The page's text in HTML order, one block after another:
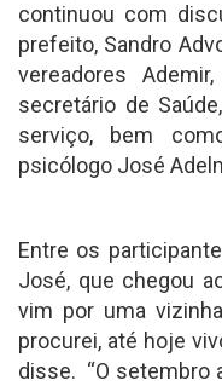
continuou com
prefeito, Sandro
vereadores
secretário de
serviço, bem
psicólogo José
Entre os
José, que chegou
vim por uma
procurei, até hoje
disse. “O setembro